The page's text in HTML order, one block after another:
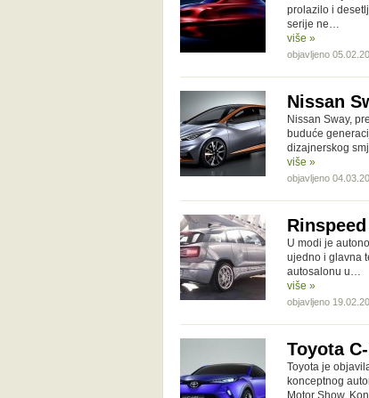
prolazilo i
serije ne…
više »
objavljeno
Nissan
Nissan Sway,
buduće
dizajnerskog
više »
objavljeno
U modi je
ujedno i glavna
autosalonu u…
više »
objavljeno
Toyota
Toyota je
konceptnog
Motor Show.